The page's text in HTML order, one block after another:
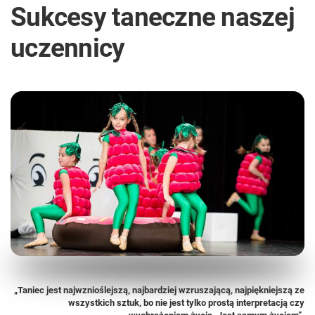
Sukcesy taneczne naszej
uczennicy
„Taniec jest najwznioślejszą, najbardziej wzruszającą, najpiękniejszą ze
wszystkich sztuk, bo nie jest tylko prostą interpretacją czy